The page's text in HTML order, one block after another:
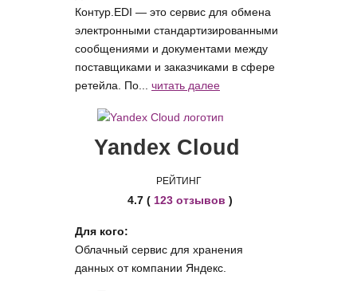
Контур.EDI — это сервис для обмена
электронными стандартизированными
сообщениями и документами между
поставщиками и заказчиками в сфере
ретейла. По... читать далее
Yandex Cloud
РЕЙТИНГ
4.7 ( 123 отзывов )
Для кого:
Облачный сервис для хранения
данных от компании Яндекс.